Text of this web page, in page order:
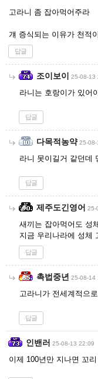
고라니 좀 잡아먹어주라
걔 증식되는 이유가 천적
답글
조이보이 25-08-13
라니는 호랑이가 있어야
답글
다목적농약 25-
라니 못이길거 같던데
답글
제주도긴영어 25-
새끼는 잡아먹어도 성
지금 우리나라에 성체
답글
촉법중년 25-08-14
고라니가 전세계적으
답글
인밴러 25-08-13 22:09
이제 100년만 지나면 꼬